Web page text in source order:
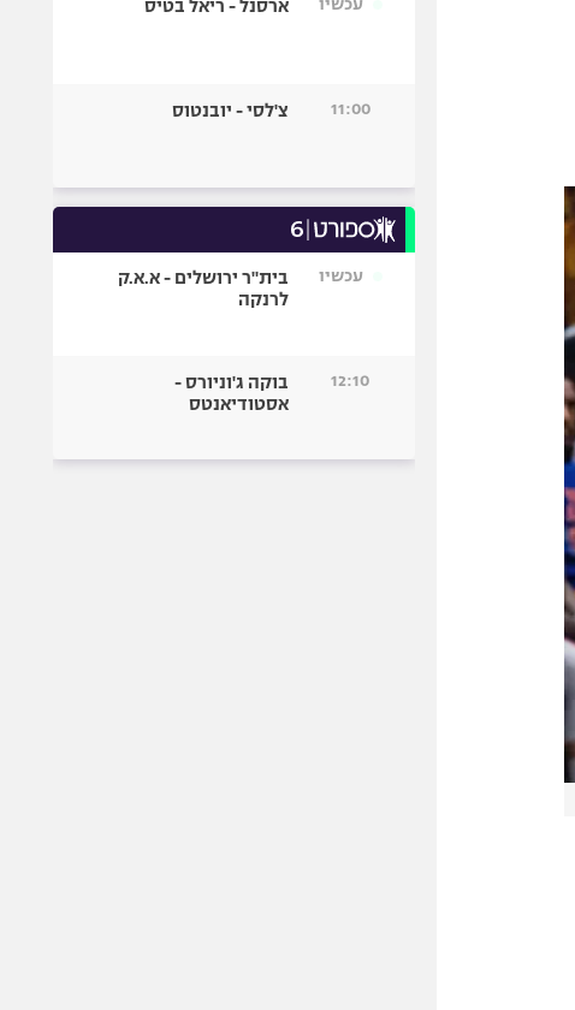
עכשיו ארסנל - ריאל בטיס
11:00 צ'לסי - יובנטוס
עכשיו
בית"ר ירושלים - א.א.ק
לרנקה
12:10
בוקה ג'וניורס -
אסטודיאנטס